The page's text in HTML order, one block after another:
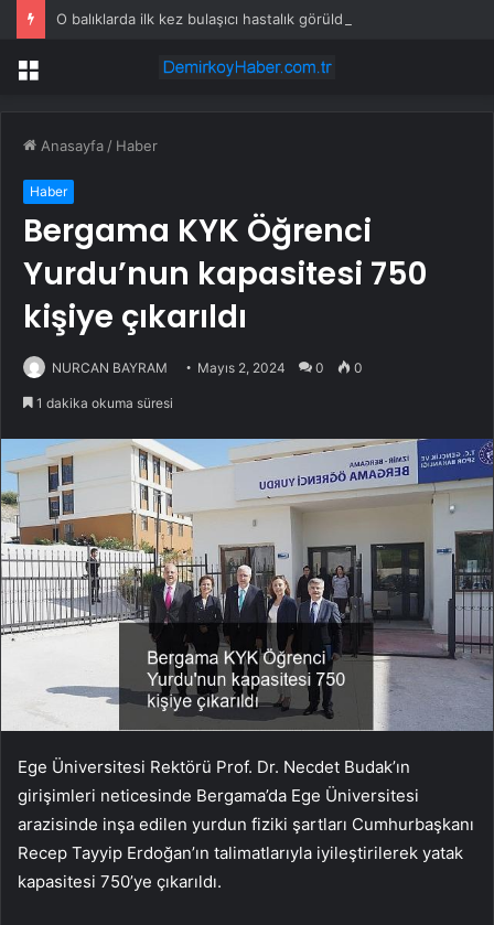
Menü
Anasayfa / Haber
Haber
Bergama KYK Öğrenci
Yurdu’nun kapasitesi 750
kişiye çıkarıldı
NURCAN BAYRAM Mayıs 2, 2024 0 0
1 dakika okuma süresi
Ege Üniversitesi Rektörü Prof. Dr. Necdet Budak’ın
girişimleri neticesinde Bergama’da Ege Üniversitesi
arazisinde inşa edilen yurdun fiziki şartları Cumhurbaşkanı
Recep Tayyip Erdoğan’ın talimatlarıyla iyileştirilerek yatak
kapasitesi 750’ye çıkarıldı.